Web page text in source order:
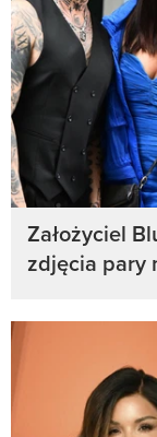
Założyciel
zdjęcia pary